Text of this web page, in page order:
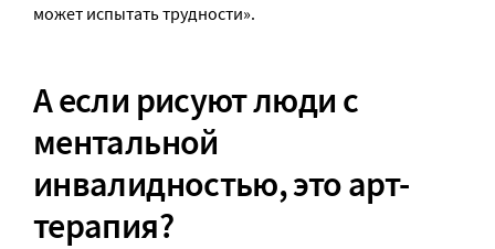
может испытать трудности».
А если рисуют люди с
ментальной
инвалидностью, это арт-
терапия?